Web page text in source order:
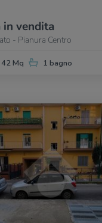
vendita
- Pianura Centro
42 Mq 1 bagno